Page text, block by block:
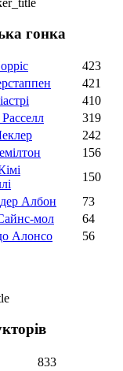
гонка
423
421
410
319
242
156
150
Албон
73
мол
64
Алонсо
56
833